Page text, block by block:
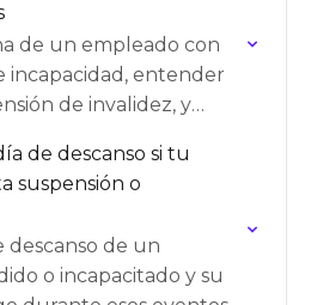
de un empleado con
incapacidad, entender
de invalidez, y
de descanso si tu
suspensión o
de un
o incapacitado y su